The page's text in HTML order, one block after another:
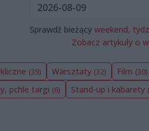
Sprawdź bieżący weekend,
Zobacz artykuły o
(39) Warsztaty (32) Film (30)
pchle targi (6) Stand-up i kabarety